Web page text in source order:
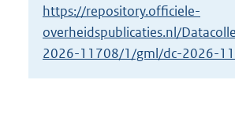
https://repository.officiele-
overheidspublicaties.nl/
2026-11708/1/gml/dc-2026-